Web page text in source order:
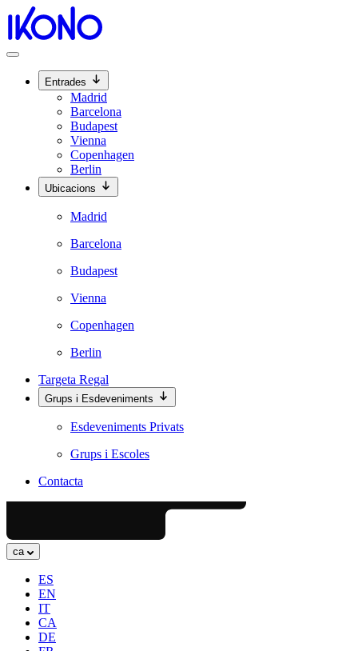
Entrades
Madrid
Barcelona
Budapest
Vienna
Copenhagen
Berlin
Ubicacions
Madrid
Barcelona
Budapest
Vienna
Copenhagen
Berlin
Targeta Regal
Grups i Esdeveniments
Esdeveniments Privats
Grups i Escoles
Contacta
ca
ES
EN
IT
CA
DE